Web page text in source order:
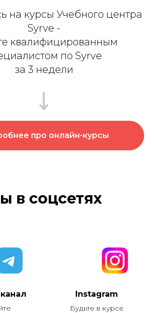
на курсы Учебного центра
Syrve -
квалифицированным
по Syrve
за 3 недели
про онлайн-курсы
в соцсетях
Instagram
Будьте в курсе